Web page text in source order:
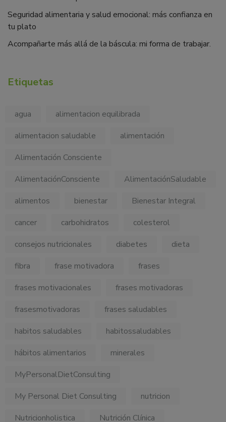
Seguridad alimentaria y salud emocional: más confianza en
tu plato
Acompañarte más allá de la báscula: mi forma de trabajar.
Etiquetas
agua
alimentacion equilibrada
alimentacion saludable
alimentación
Alimentación Consciente
AlimentaciónConsciente
AlimentaciónSaludable
alimentos
bienestar
Bienestar Integral
cancer
carbohidratos
colesterol
consejos nutricionales
diabetes
dieta
fibra
frase motivadora
frases
frases motivacionales
frases motivadoras
frasesmotivadoras
frases saludables
habitos saludables
habitossaludables
hábitos alimentarios
minerales
MyPersonalDietConsulting
My Personal Diet Consulting
nutricion
Nutricionholistica
Nutrición Clínica